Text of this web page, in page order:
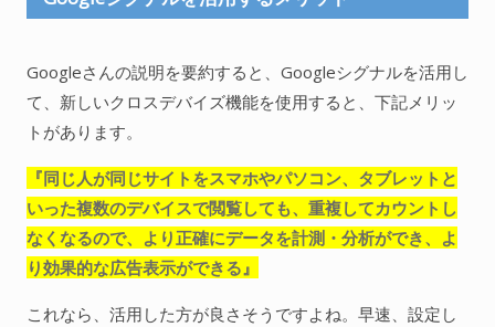
Googleさんの説明を要約すると、Googleシグナルを活用し
て、新しいクロスデバイズ機能を使用すると、下記メリッ
トがあります。
『同じ人が同じサイトをスマホやパソコン、タブレットと
いった複数のデバイスで閲覧しても、重複してカウントし
なくなるので、より正確にデータを計測・分析ができ、よ
り効果的な広告表示ができる』
これなら、活用した方が良さそうですよね。早速、設定し